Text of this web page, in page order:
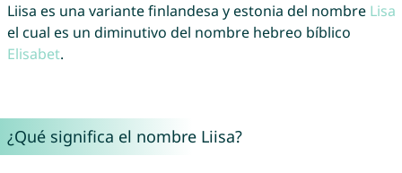
Liisa es una variante finlandesa y estonia del nombre Lisa
el cual es un diminutivo del nombre hebreo bíblico
Elisabet.
¿Qué significa el nombre Liisa?